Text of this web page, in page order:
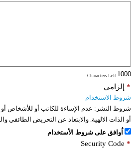
: Characters Left
إلزامي *
شروط الاستخدام
شروط النشر: عدم الإساءة للكاتب أو للأشخاص
أو الذات الالهية. والابتعاد عن التحريض الطائفي
اُوافق على شروط الأستخدام
Security Code *